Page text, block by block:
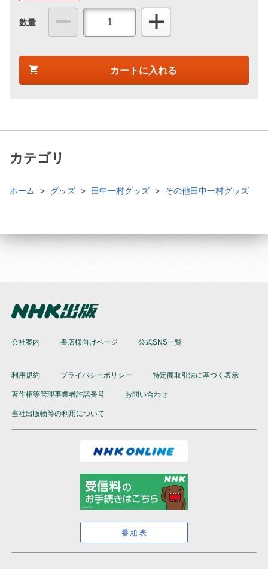
数量
カートに入れる
カテゴリ
ホーム グッズ 田中一村グッズ その他田中一村グッズ
会社案内 書店様向けページ 公式SNS一覧
利用規約 プライバシーポリシー 特定商取引法に基づく表示
著作権等管理事業者許諾番号 お問い合わせ
当社出版物等の利用について
番組表